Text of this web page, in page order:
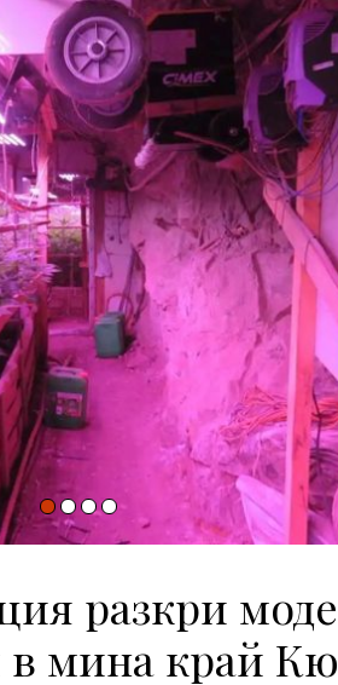
разкри
мина край